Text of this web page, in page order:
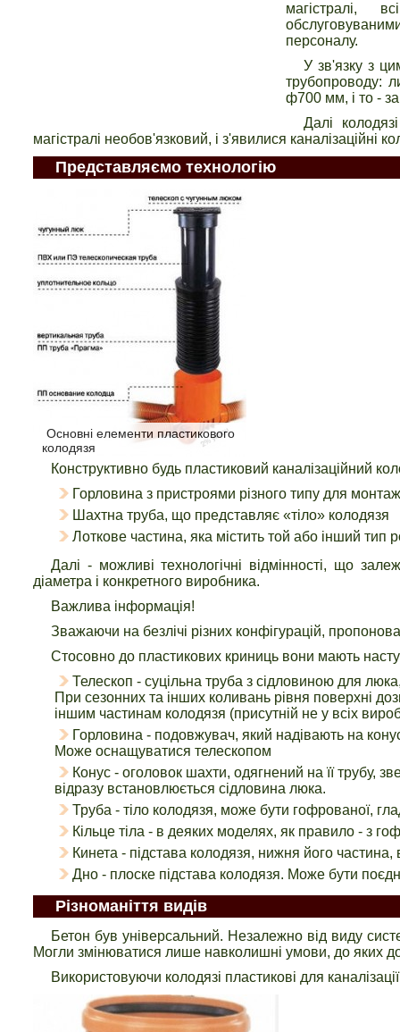
магістралі,
персоналу.
У зв'язку з
трубопроводу:
ф700 мм, і то -
Далі
магістралі необов'язковий, і з'явилися каналізаційні
Представляємо технологію
Основні елементи пластикового
колодязя
Конструктивно будь пластиковий каналізаційний
Горловина з пристроями різного типу для
Шахтна труба, що представляє «тіло» колодязя
Лоткове частина, яка містить той або інший тип
Далі - можливі технологічні відмінності, що
діаметра і конкретного виробника.
Важлива інформація!
Зважаючи на безлічі різних конфігурацій,
Стосовно до пластикових криниць вони мають
Телескоп - суцільна труба з сідловиною для
При сезонних та інших коливань рівня поверхні
іншим частинам колодязя (присутній не у всіх
Горловина - подовжувач, який надівають на
Може оснащуватися телескопом
Конус - оголовок шахти, одягнений на її трубу,
відразу встановлюється сідловина люка.
Труба - тіло колодязя, може бути гофрованої,
Кільце тіла - в деяких моделях, як правило - з
Кинета - підстава колодязя, нижня його
Дно - плоске підстава колодязя. Може бути
Різноманіття видів
Бетон був універсальний. Незалежно від виду
Могли змінюватися лише навколишні умови, до яких
Використовуючи колодязі пластикові для